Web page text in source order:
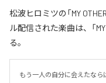
松波ヒロミツの「MY
ル配信された楽曲は、「
る。
もう一人の自分に会えたなら